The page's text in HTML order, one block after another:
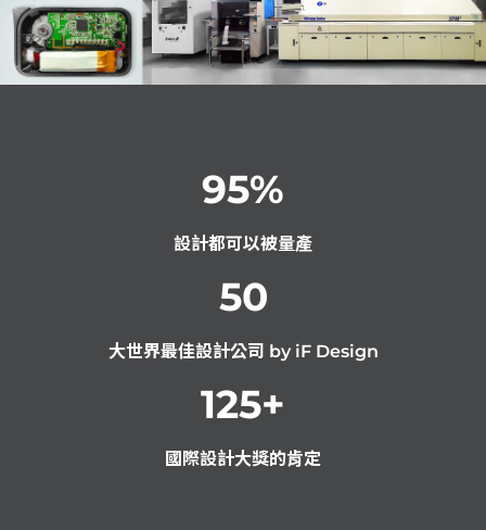
95%
設計都可以被量產
50
大世界最佳設計公司 by iF Design
125+
國際設計大獎的肯定